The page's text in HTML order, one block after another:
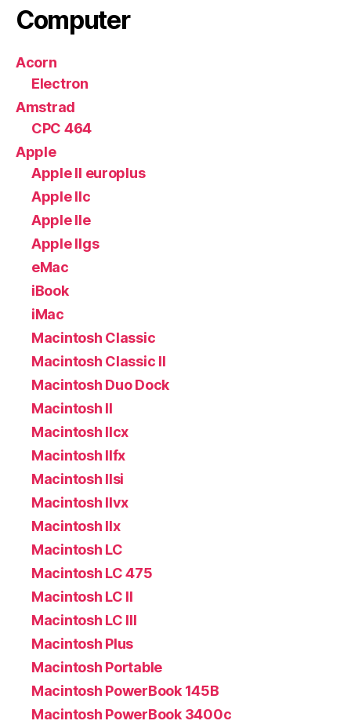
Computer
Acorn
Electron
Amstrad
CPC 464
Apple
Apple II europlus
Apple IIc
Apple IIe
Apple IIgs
eMac
iBook
iMac
Macintosh Classic
Macintosh Classic II
Macintosh Duo Dock
Macintosh II
Macintosh IIcx
Macintosh IIfx
Macintosh IIsi
Macintosh IIvx
Macintosh IIx
Macintosh LC
Macintosh LC 475
Macintosh LC II
Macintosh LC III
Macintosh Plus
Macintosh Portable
Macintosh PowerBook 145B
Macintosh PowerBook 3400c